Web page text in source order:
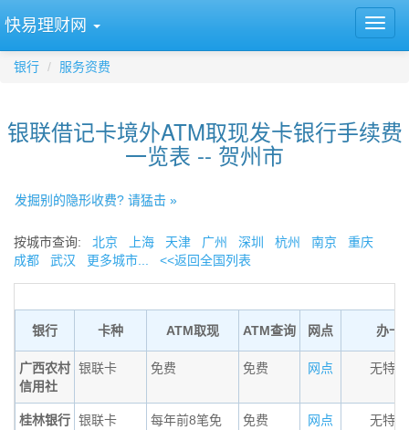
快易理财网
银行 服务资费
银联借记卡境外ATM取现发卡银行手续费
一览表 -- 贺州市
发掘别的隐形收费? 请猛击 »
按城市查询: 北京 上海 天津 广州 深圳 杭州 南京
重庆
成都
武汉 更多城市... <<返回全国列表
银行 卡种 ATM取现 ATM查询 网点 办卡
广西农村
信用社
银联卡 免费 免费 网点 无特
桂林银行 银联卡
每年前8笔免
免费 网点 无特